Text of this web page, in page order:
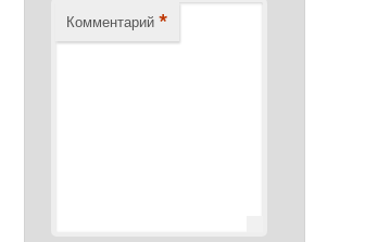
Комментарий *